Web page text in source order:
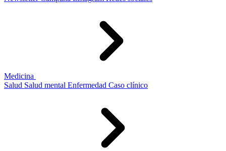
Medicina
Salud Salud mental Enfermedad Caso clínico